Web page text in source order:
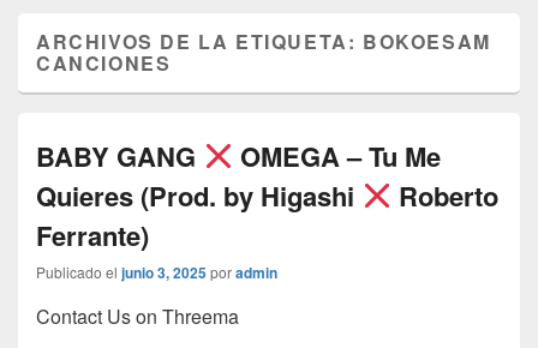
ARCHIVOS DE LA ETIQUETA: BOKOESAM
CANCIONES
BABY GANG
OMEGA – Tu Me
Quieres (Prod. by Higashi
Roberto
Ferrante)
Publicado el junio 3, 2025poradmin
Contact Us on Threema